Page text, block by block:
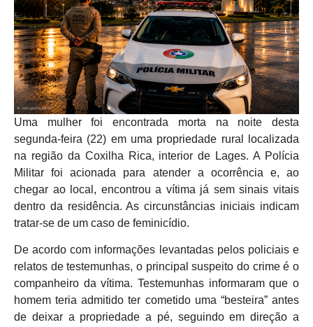
Uma mulher foi encontrada morta na noite desta
segunda-feira (22) em uma propriedade rural localizada
na região da Coxilha Rica, interior de Lages. A Polícia
Militar foi acionada para atender a ocorrência e, ao
chegar ao local, encontrou a vítima já sem sinais vitais
dentro da residência. As circunstâncias iniciais indicam
tratar-se de um caso de feminicídio.
De acordo com informações levantadas pelos policiais e
relatos de testemunhas, o principal suspeito do crime é o
companheiro da vítima. Testemunhas informaram que o
homem teria admitido ter cometido uma “besteira” antes
de deixar a propriedade a pé, seguindo em direção a